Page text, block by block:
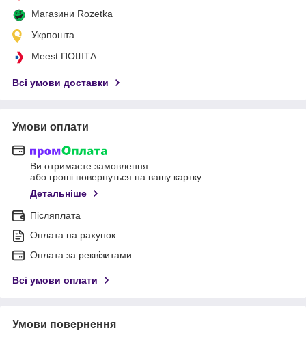
Магазини Rozetka
Укрпошта
Meest ПОШТА
Всі умови доставки
Умови оплати
Ви отримаєте замовлення
або гроші повернуться на вашу картку
Детальніше
Післяплата
Оплата на рахунок
Оплата за реквізитами
Всі умови оплати
Умови повернення